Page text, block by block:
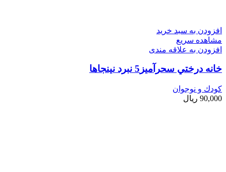
افزودن به سبد خرید
مشاهده سریع
افزودن به علاقه مندی
خانه درختي سحرآميز5 نبرد نينجاها
کودك و نوجوان
90,000 ریال